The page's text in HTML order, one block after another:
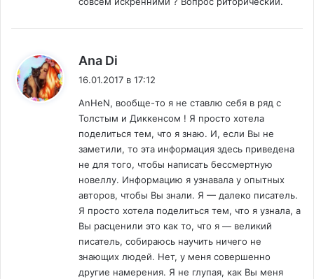
Ana Di
16.01.2017 в 17:12
AnHeN, вообще-то я не ставлю себя в ряд с
Толстым и Диккенсом ! Я просто хотела
поделиться тем, что я знаю. И, если Вы не
заметили, то эта информация здесь приведена
не для того, чтобы написать бессмертную
новеллу. Информацию я узнавала у опытных
авторов, чтобы Вы знали. Я — далеко писатель.
Я просто хотела поделиться тем, что я узнала, а
Вы расценили это как то, что я — великий
писатель, собираюсь научить ничего не
знающих людей. Нет, у меня совершенно
другие намерения. Я не глупая, как Вы меня